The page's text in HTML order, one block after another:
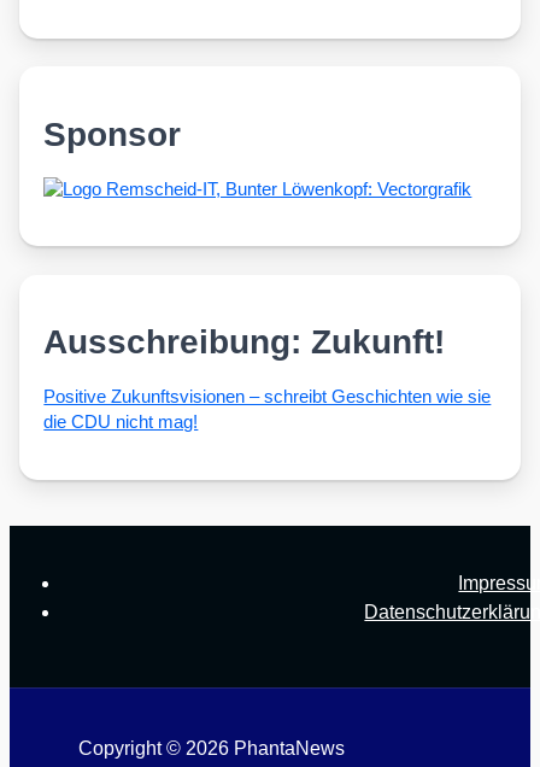
Sponsor
Ausschreibung: Zukunft!
Posi­ti­ve Zukunfts­vi­sio­nen – schreibt Geschich­ten wie sie
die CDU nicht mag!
Copyright © 2026 PhantaNews